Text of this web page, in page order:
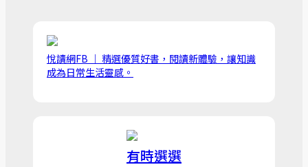
悅讀網FB ｜ 精選優質好書，閱讀新體驗，讓知識
成為日常生活靈感。
有時選選